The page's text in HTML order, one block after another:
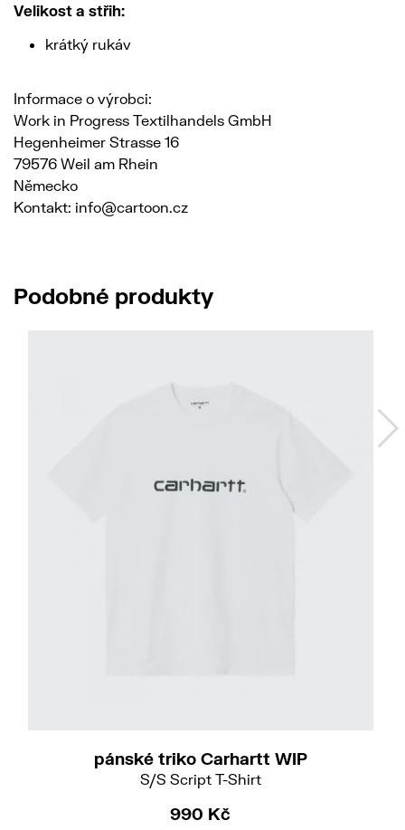
Velikost a střih:
krátký rukáv
Informace o výrobci:
Work in Progress Textilhandels GmbH
Hegenheimer Strasse 16
79576 Weil am Rhein
Německo
Kontakt: info@cartoon.cz
Podobné produkty
pánské triko Carhartt WIP
S/S Script T-Shirt
990 Kč